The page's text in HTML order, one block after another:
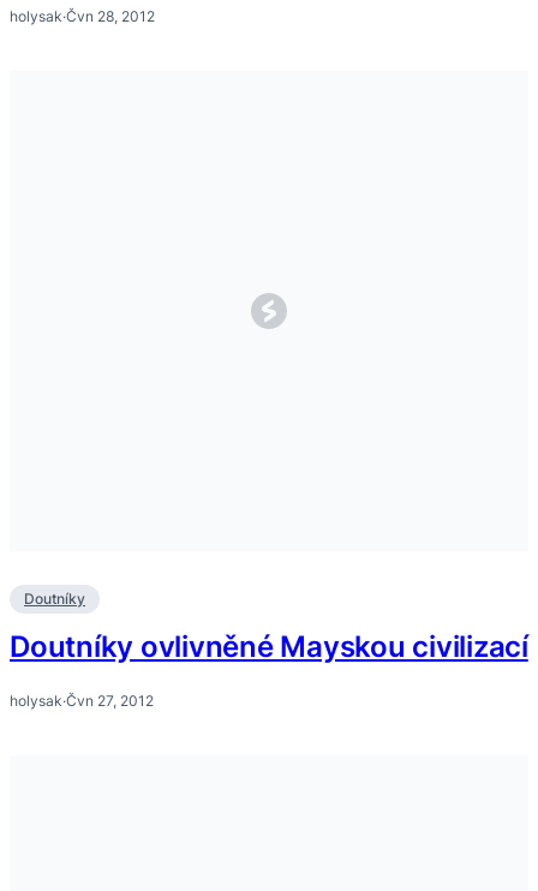
holysak·Čvn 28, 2012
Doutníky
Doutníky ovlivněné Mayskou civilizací
holysak·Čvn 27, 2012